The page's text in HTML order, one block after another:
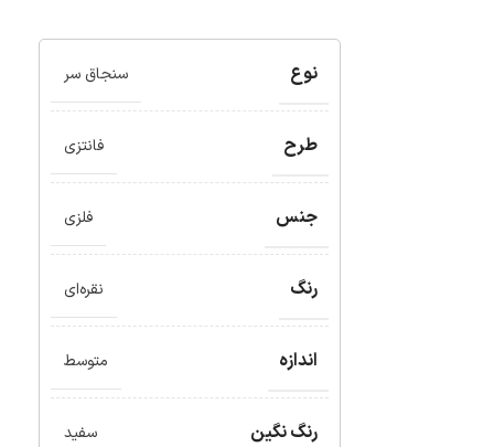
نوع سنجاق سر
طرح فانتزی
جنس فلزی
رنگ نقره‌ای
اندازه متوسط
رنگ نگین سفید